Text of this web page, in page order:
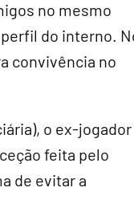
no mesmo
do interno.
convivência no
o ex-jogador
feita pelo
de evitar a